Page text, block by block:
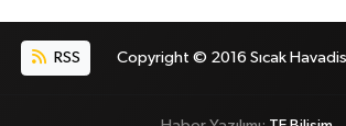
RSS Copyright © 2016 Sıcak Havadis